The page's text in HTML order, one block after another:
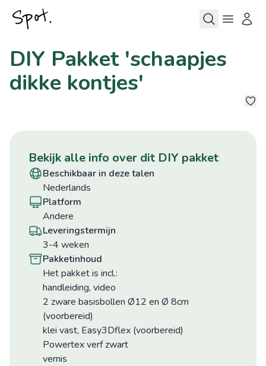
DIY Pakket 'schaapjes
dikke kontjes'
bekijk alle info over dit DIY pakket
beschikbaar in deze talen
Nederlands
platform
Andere
leveringstermijn
3-4 weken
pakketinhoud
Het pakket is incl.:
handleiding, video
2 zware basisbollen Ø12 en Ø 8cm
(voorbereid)
klei vast, Easy3Dflex (voorbereid)
Powertex verf zwart
vernis